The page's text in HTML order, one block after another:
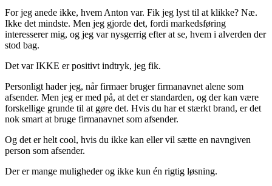
For jeg anede ikke, hvem Anton var. Fik jeg lyst til at klikke? Næ.
Ikke det mindste. Men jeg gjorde det, fordi markedsføring
interesserer mig, og jeg var nysgerrig efter at se, hvem i alverden der
stod bag.
Det var IKKE er positivt indtryk, jeg fik.
Personligt hader jeg, når firmaer bruger firmanavnet alene som
afsender. Men jeg er med på, at det er standarden, og der kan være
forskellige grunde til at gøre det. Hvis du har et stærkt brand, er det
nok smart at bruge firmanavnet som afsender.
Og det er helt cool, hvis du ikke kan eller vil sætte en navngiven
person som afsender.
Der er mange muligheder og ikke kun én rigtig løsning.